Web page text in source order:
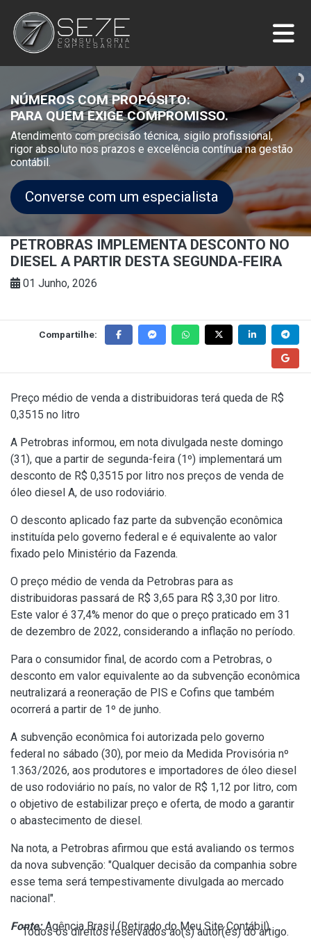
NÚMEROS COM PROPÓSITO:
PARA QUEM EXIGE COMPROMISSO.
Atendimento com precisão técnica, sigilo profissional,
rigor absoluto nos prazos e excelência contínua na gestão
contábil.
Converse com um especialista
PETROBRAS IMPLEMENTA DESCONTO NO
DIESEL A PARTIR DESTA SEGUNDA-FEIRA
01 Junho, 2026
Compartilhe:
Preço médio de venda a distribuidoras terá queda de R$
0,3515 no litro
A Petrobras informou, em nota divulgada neste domingo
(31), que a partir de segunda-feira (1º) implementará um
desconto de R$ 0,3515 por litro nos preços de venda de
óleo diesel A, de uso rodoviário.
O desconto aplicado faz parte da subvenção econômica
instituída pelo governo federal e é equivalente ao valor
fixado pelo Ministério da Fazenda.
O preço médio de venda da Petrobras para as
distribuidoras passará de R$ 3,65 para R$ 3,30 por litro.
Este valor é 37,4% menor do que o preço praticado em 31
de dezembro de 2022, considerando a inflação no período.
Para o consumidor final, de acordo com a Petrobras, o
desconto em valor equivalente ao da subvenção econômica
neutralizará a reoneração de PIS e Cofins que também
ocorrerá a partir de 1º de junho.
A subvenção econômica foi autorizada pelo governo
federal no sábado (30), por meio da Medida Provisória nº
1.363/2026, aos produtores e importadores de óleo diesel
de uso rodoviário no país, no valor de R$ 1,12 por litro, com
o objetivo de estabilizar preço e oferta, de modo a garantir
o abastecimento de diesel.
Na nota, a Petrobras afirmou que está avaliando os termos
da nova subvenção: "Qualquer decisão da companhia sobre
esse tema será tempestivamente divulgada ao mercado
nacional".
Fonte:Agência Brasil (Retirado do Meu Site Contábil)
Todos os direitos reservados ao(s) autor(es) do artigo.